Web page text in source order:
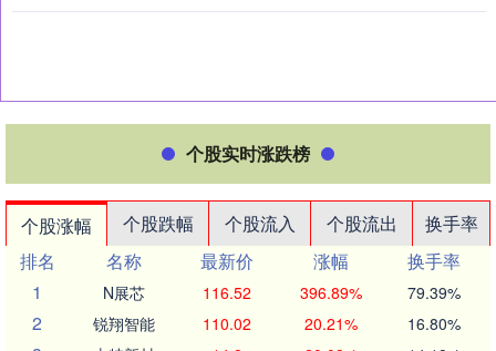
个股实时涨跌榜
个股涨幅 个股跌幅 个股流入 个股流出
换手率
排名
名称 最新价 涨幅
换手率
1
N展芯 116.52 396.89% 79.39%
2 锐翔智能 110.02 20.21% 16.80%